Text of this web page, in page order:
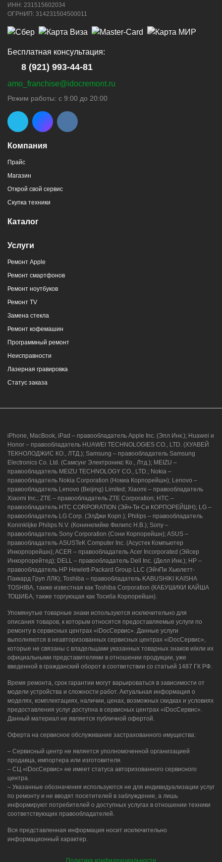
ИНН: 231515602034
ОГРНИП: 314231504500011
Компания
Прайс
Магазин
Открой свой сервис
Скупка техники
Каталог
Услуги
Ремонт Apple
Ремонт смартфонов
Ремонт ноутбуков
Ремонт TV
Замена стекла
Ремонт кофемашин
Программный ремонт
Неисправности
Лазерная гравировка
Статус заказа
Бесплатная консультация:
8 (921) 993-44-81
amo_franchise@idocremont.ru
Режим работы: с 9:00 до 20:00
iPhone, MacBook, iPad – правообладатель Apple Inc. (Эпл Инк.); Huawei и
Honor – правообладатель HUAWEI TECHNOLOGIES CO., LTD. (ХУАВЕЙ
ТЕКНОЛОДЖИС КО., ЛТД.); Samsung – правообладатель Samsung
Electronics Co. Ltd. (Самсунг Электроникс Ко., Лтд.); MEIZU –
правообладатель MEIZU TECHNOLOGY CO., LTD.; Nokia –
правообладатель Nokia Corporation (Нокиа Корпорейшн); Lenovo –
правообладатель Lenovo (Beijing) Limited; Xiaomi – правообладатель
Xiaomi Inc.; ZTE – правообладатель ZTE Corporation; HTC –
правообладатель HTC CORPORATION (Эйч-Ти-Си КОРПОРЕЙШН); LG –
правообладатель LG Corp. (ЭлДжи Корп.); Philips – правообладатель
Koninklijke Philips N.V. (Конинклийке Филипс Н.В.); Sony –
правообладатель Sony Corporation (Сони Корпорейшн); ASUS –
правообладатель ASUSTeK Computer Inc. (Асустек Компьютер
Инкорпорейшн); ACER – правообладатель Acer Incorporated (Эйсер
Инкорпорейтед); DELL – правообладатель Dell Inc. (Делл Инк.); HP –
правообладатель HP Hewlett-Packard Group LLC (ЭйчПи Хьюлетт-
Паккард Груп ЛЛК); Toshiba – правообладатель KABUSHIKI KAISHA
TOSHIBA, также известная как Toshiba Corporation (КАБУШИКИ КАЙША
ТОШИБА, также торгующая как Тосиба Корпорейшн).
Упомянутые товарные знаки используются исключительно для
описания товаров, к которым относятся предоставляемые услуги по
ремонту в сервисных центрах «iDocСервис». Данные услуги
выполняются в неавторизованных сервисных центрах «iDocСервис»,
которые не связаны с владельцами указанных товарных знаков и/или их
официальными представителями в отношении продукции, уже
введенной в гражданский оборот в соответствии со статьей 1487 ГК РФ.
Время ремонта, срок гарантии могут варьироваться в зависимости от
модели устройства и сложности работ. Актуальная информация о
моделях, комплектациях, наличии, ценах, возможных скидках и условиях
предоставления услуг доступна в сервисных центрах «iDocСервис».
Данный материал не является публичной офертой.
Оферта на сервисное обслуживание застрахованного имущества:
– Сервисный центр не является уполномоченной организацией
продавца, импортера или изготовителя.
– СЦ «iDocСервис» не имеет статуса авторизованного сервисного
центра.
– Указанные обозначения используются не для индивидуализации услуг
по ремонту и не вводят посетителей в заблуждение, а лишь
информируют потребителей о доступных услугах в отношении техники
соответствующих правообладателей.
Вся представленная информация носит исключительно
информационный характер.
Политика конфиденциальности